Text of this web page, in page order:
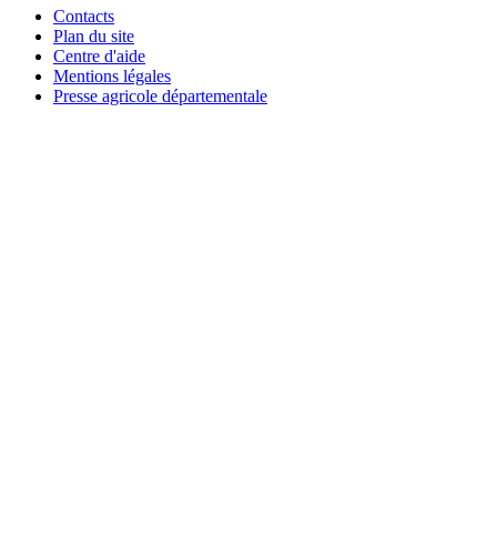
Contacts
Plan du site
Centre d'aide
Mentions légales
Presse agricole départementale